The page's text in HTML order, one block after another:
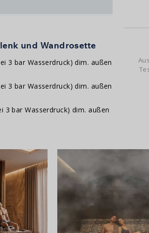
und Wandrosette
3 bar Wasserdruck) dim. außen
3 bar Wasserdruck) dim. außen
3 bar Wasserdruck) dim. außen